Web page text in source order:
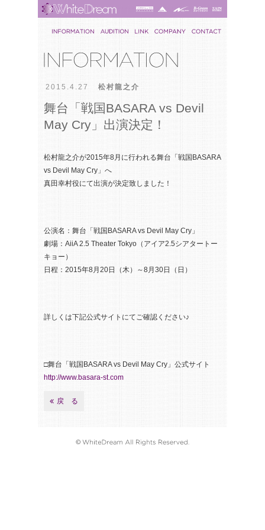
2015.4.27 松村龍之介
舞台「戦国BASARA vs Devil
May Cry」出演決定！
松村龍之介が2015年8月に行われる舞台「戦国BASARA
vs Devil May Cry」へ
真田幸村役にて出演が決定致しました！
公演名：舞台「戦国BASARA vs Devil May Cry」
劇場：AiiA 2.5 Theater Tokyo（アイア2.5シアタートー
キョー）
日程：2015年8月20日（木）～8月30日（日）
詳しくは下記公式サイトにてご確認ください♪
□舞台「戦国BASARA vs Devil May Cry」公式サイト
http://www.basara-st.com
戻 る